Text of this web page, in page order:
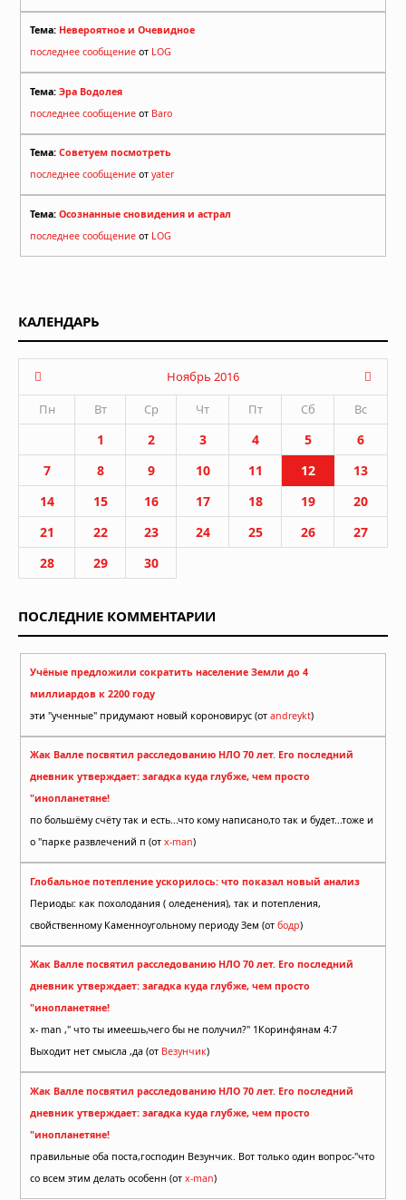
Тема: Невероятное и Очевидное
последнее сообщение от LOG
Тема: Эра Водолея
последнее сообщение от Baro
Тема: Советуем посмотреть
последнее сообщение от yater
Тема: Осознанные сновидения и астрал
последнее сообщение от LOG
КАЛЕНДАРЬ
Ноябрь 2016
Пн
Вт Ср Чт Пт Сб Вс
1 2 3 4 5
6
7
8 9 10 11 12
13
14
15 16 17 18 19
20
21
22 23 24 25 26
27
28
29 30
ПОСЛЕДНИЕ КОММЕНТАРИИ
Учёные предложили сократить население Земли до 4
миллиардов к 2200 году
эти "ученные" придумают новый короновирус (от andreykt)
Жак Валле посвятил расследованию НЛО 70 лет. Его последний
дневник утверждает: загадка куда глубже, чем просто
"инопланетяне!
по большёму счёту так и есть...что кому написано,то так и будет...тоже и
о "парке развлечений п (от x-man)
Глобальное потепление ускорилось: что показал новый анализ
Периоды: как похолодания ( оледенения), так и потепления,
свойственному Каменноугольному периоду Зем (от бодр)
Жак Валле посвятил расследованию НЛО 70 лет. Его последний
дневник утверждает: загадка куда глубже, чем просто
"инопланетяне!
x- man ," что ты имеешь,чего бы не получил?" 1Коринфянам 4:7
Выходит нет смысла ,да (от Везунчик)
Жак Валле посвятил расследованию НЛО 70 лет. Его последний
дневник утверждает: загадка куда глубже, чем просто
"инопланетяне!
правильные оба поста,господин Везунчик. Вот только один вопрос-"что
со всем этим делать особенн (от x-man)